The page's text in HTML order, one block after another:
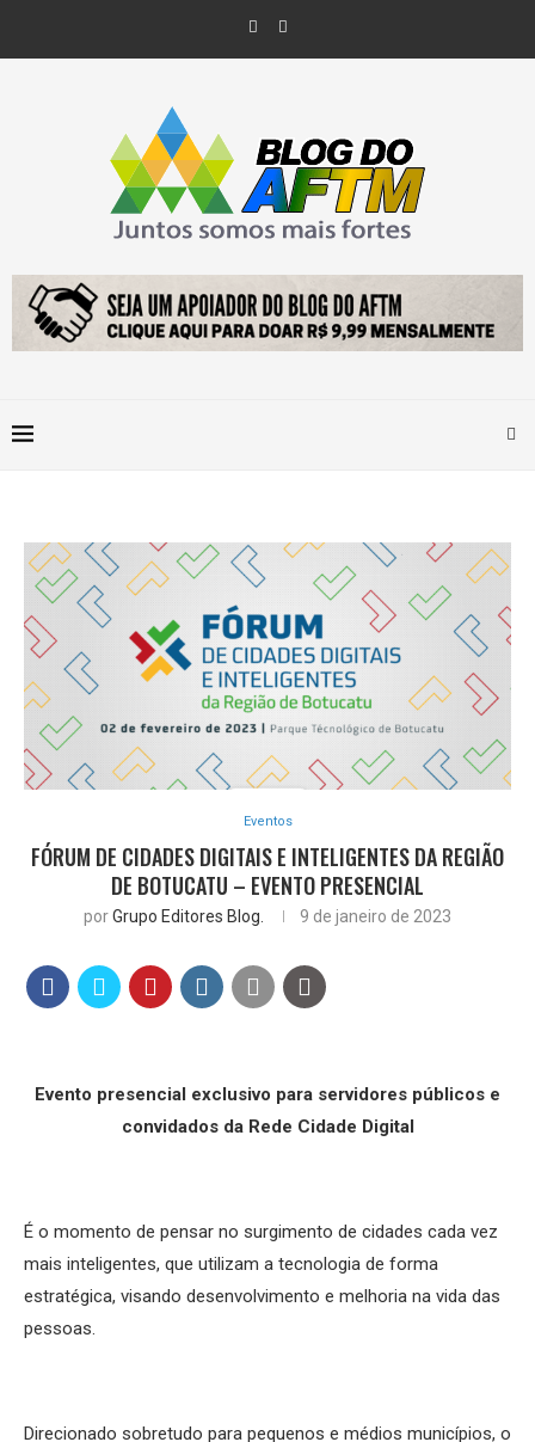
Eventos
FÓRUM DE CIDADES DIGITAIS E INTELIGENTES DA REGIÃO
DE BOTUCATU – EVENTO PRESENCIAL
porGrupo Editores Blog. 9 de janeiro de 2023
Evento presencial exclusivo para servidores públicos e
convidados da Rede Cidade Digital
É o momento de pensar no surgimento de cidades cada vez
mais inteligentes, que utilizam a tecnologia de forma
estratégica, visando desenvolvimento e melhoria na vida das
pessoas.
Direcionado sobretudo para pequenos e médios municípios, o